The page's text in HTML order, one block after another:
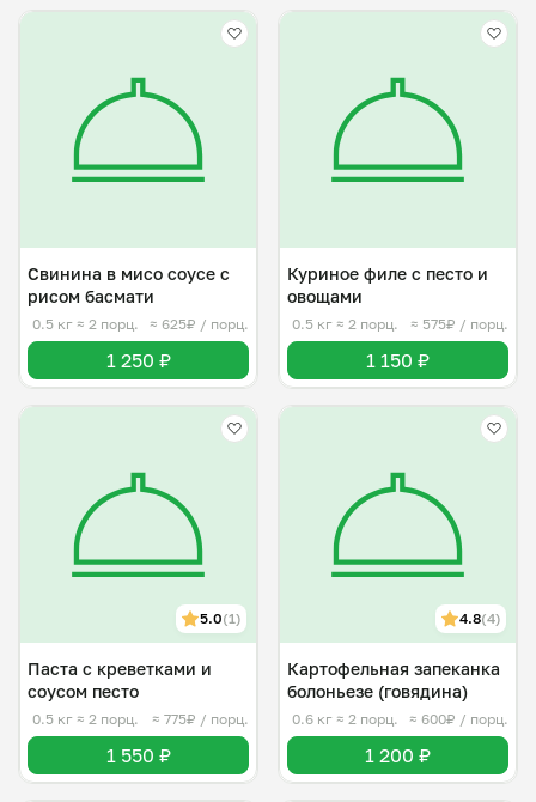
Свинина в мисо соусе с
рисом басмати
0.5 кг ≈ 2 порц. ≈ 625₽ / порц.
1 250 ₽
Куриное филе с песто и
овощами
0.5 кг ≈ 2 порц. ≈ 575₽ / порц.
1 150 ₽
5.0(1)
Паста с креветками и
соусом песто
0.5 кг ≈ 2 порц. ≈ 775₽ / порц.
1 550 ₽
4.8(4)
Картофельная запеканка
болоньезе (говядина)
0.6 кг ≈ 2 порц. ≈ 600₽ / порц.
1 200 ₽